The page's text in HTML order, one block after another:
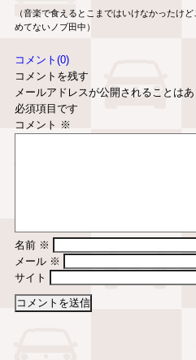
（音楽で食えるとこまではいけなかったけ
めてないノブ田中）
コメント(0)
コメントを残す
メールアドレスが公開されることはあ
必須項目です
コメント ※
名前 ※
メール ※
サイト